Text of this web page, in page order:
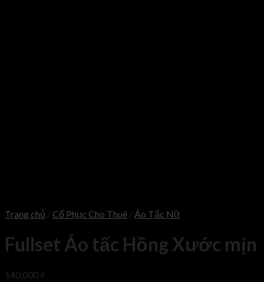
Trang chủ / Cổ Phục Cho Thuê / Áo Tấc Nữ
Fullset Áo tấc Hồng Xước mịn
140.000 ₫